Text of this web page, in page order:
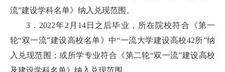
流”建设学科名单》纳入兑现范围。
3．2022年2月14日之后毕业，所在院校符合《第一
轮“双一流”建设高校名单》中“一流大学建设高校42所”纳
入兑现范围；或所学专业符合《第二轮“双一流”建设高校
及建设学科名单》纳入兑现范围。